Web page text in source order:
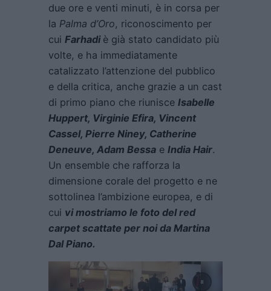
due ore e venti minuti, è in corsa per
la Palma d’Oro, riconoscimento per
cui Farhadi è già stato candidato più
volte, e ha immediatamente
catalizzato l’attenzione del pubblico
e della critica, anche grazie a un cast
di primo piano che riunisce Isabelle
Huppert, Virginie Efira, Vincent
Cassel, Pierre Niney, Catherine
Deneuve, Adam Bessa e India Hair.
Un ensemble che rafforza la
dimensione corale del progetto e ne
sottolinea l’ambizione europea, e di
cui vi mostriamo le foto del red
carpet scattate per noi da Martina
Dal Piano.